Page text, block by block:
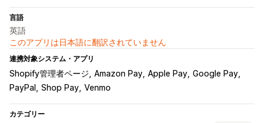
言語
英語
このアプリは日本語に翻訳されていません
連携対象システム・アプリ
Shopify管理者ページ Amazon Pay Apple Pay Google Pay
PayPal
Shop Pay Venmo
カテゴリー